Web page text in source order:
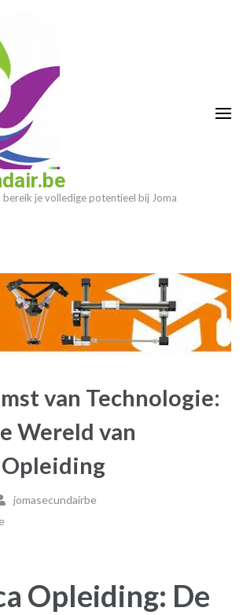
je volledige potentieel bij Joma
van Technologie:
Wereld van
jomasecundairbe
Opleiding: De